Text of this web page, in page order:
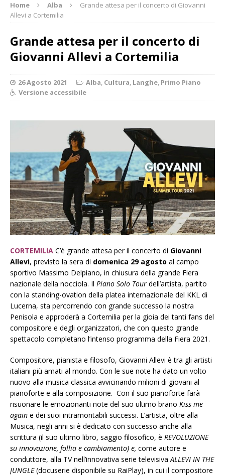
Home Alba
Grande attesa per il concerto di Giovanni
Allevi a Cortemilia
Grande attesa per il concerto di
Giovanni Allevi a Cortemilia
26 Agosto 2021 Alba, Cultura, Langhe, Primo Piano
Versione accessibile
CORTEMILIA C’è grande attesa per il concerto di Giovanni
Allevi, previsto la sera di domenica 29 agosto al campo
sportivo Massimo Delpiano, in chiusura della grande Fiera
nazionale della nocciola. Il Piano Solo Tour dell’artista, partito
con la standing-ovation della platea internazionale del KKL di
Lucerna, sta percorrendo con grande successo la nostra
Penisola e approderà a Cortemilia per la gioia dei tanti fans del
compositore e degli organizzatori, che con questo grande
spettacolo completano l’intenso programma della Fiera 2021.
Compositore, pianista e filosofo, Giovanni Allevi è tra gli artisti
italiani più amati al mondo. Con le sue note ha dato un volto
nuovo alla musica classica avvicinando milioni di giovani al
pianoforte e alla composizione. Con il suo pianoforte farà
risuonare le emozionanti note del suo ultimo brano Kiss me
again e dei suoi intramontabili successi. L’artista, oltre alla
Musica, negli anni si è dedicato con successo anche alla
scrittura (il suo ultimo libro, saggio filosofico, è REVOLUZIONE
su innovazione, follia e cambiamento) e, come autore e
conduttore, alla TV nell’innovativa serie televisivaALLEVI IN THE
JUNGLE(docuserie disponibile su RaiPlay), in cui il compositore